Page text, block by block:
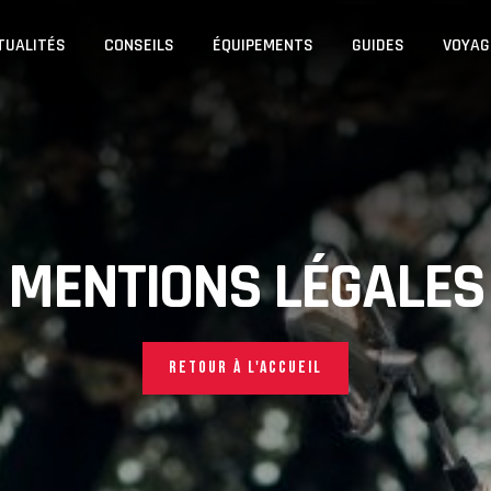
CONSEILS ÉQUIPEMENTS GUIDES
MENTIONS LÉGALES
RETOUR À L'ACCUEIL